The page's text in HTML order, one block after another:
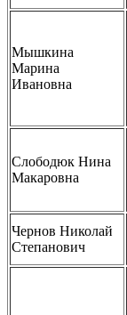
Мышкина
Марина
Ивановна
Слободюк Нина
Макаровна
Чернов Николай
Степанович